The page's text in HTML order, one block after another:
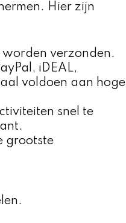
Hier zijn
worden verzonden.
iDEAL,
voldoen aan hoge
snel te
grootste